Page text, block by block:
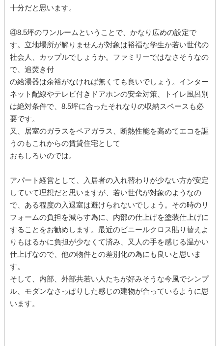
十分だと思います。
④8.5坪のワンルームということで、かなり広めの設定で
す。立地場所が解りませんが対象は裕福な学生か若い世代の
社会人、カップルでしょうか。ファミリーではなさそうなの
で、追焚き付
の給湯器は余裕がなければ無くても良いでしょう。インター
ネット配線やテレビ付きドアホンの安全対策、トイレ風呂別
は絶対条件で、8.5坪に合ったそれなりの収納スペースも必
要です。
又、居室のガラスをペアガラス、断熱性能を高めてエコを謳
うのもこれからの賃貸住宅として
おもしろいのでは。
アパート経営として、入居者の入れ替わりが少ない方が安定
していて理想だと思いますが、若い世代が対象のようなの
で、ある程度の入退室は避けられないでしょう。その時のリ
フォームの負担を減らす為に、内部の仕上げを塗装仕上げに
することをお勧めします。最近のビニールクロス貼り替えよ
りもはるかに負担が少なくて済み、又人の手を感じる温かい
仕上げなので、他の物件との差別化の為にも良いと思いま
す。
そして、内部、外部共若い人たちが好みそうな今風でシンプ
ル、モダンなさっぱりした感じの建物が合っているように思
います。